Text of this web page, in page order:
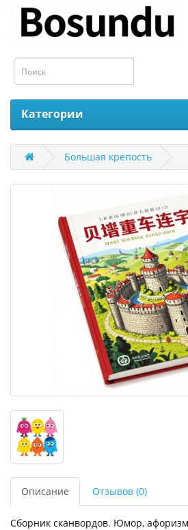
Категории
Большая крепость
Описание Отзывов (0)
Сборник сканвордов. Юмор,